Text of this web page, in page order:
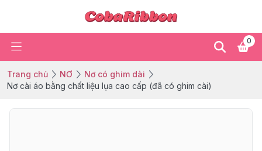
0
Trang chủ NƠ
Nơ có ghim dài
Nơ cài áo bằng chất liệu lụa cao cấp (đã có ghim cài)